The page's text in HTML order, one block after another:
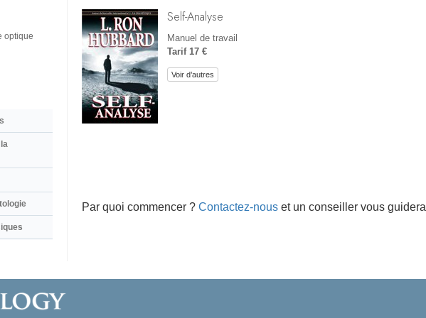
Self-Analyse
Manuel de travail
Tarif 17 €
Voir d’autres
Par quoi commencer ? Contactez-nous et un conseiller vous
optique